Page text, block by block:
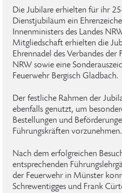
Die Jubilare erhielten für ihr
Dienstjubiläum ein
Innenministers des Landes
Mitgliedschaft erhielten die
Ehrennadel des Verbandes der
NRW sowie eine
Feuerwehr Bergisch Gladbach.
Der festliche Rahmen der
ebenfalls genutzt, um
Bestellungen und
Führungskräften vorzunehmen.
Nach dem erfolgreichen
entsprechenden
der Feuerwehr in Münster
Schrewentigges und Frank